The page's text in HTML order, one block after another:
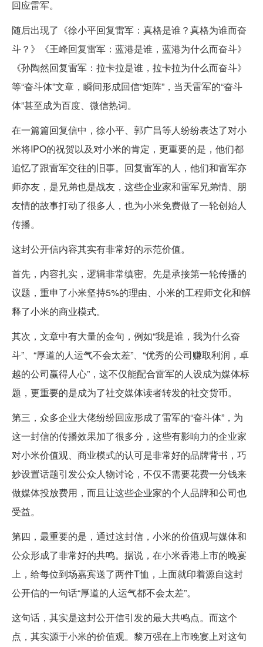
回应雷军。
随后出现了《徐小平回复雷军：真格是谁？真格为谁而奋
斗？》《王峰回复雷军：蓝港是谁，蓝港为什么而奋斗》
《孙陶然回复雷军：拉卡拉是谁，拉卡拉为什么而奋斗》
等“奋斗体”文章，瞬间形成回信“矩阵”，当天雷军的“奋斗
体”甚至成为百度、微信热词。
在一篇篇回复信中，徐小平、郭广昌等人纷纷表达了对小
米将IPO的祝贺以及对小米的肯定，更重要的是，他们都
追忆了跟雷军交往的旧事。回复雷军的人，他们和雷军亦
师亦友，是兄弟也是战友，这些企业家和雷军兄弟情、朋
友情的故事打动了很多人，也为小米免费做了一轮创始人
传播。
这封公开信内容其实有非常好的示范价值。
首先，内容扎实，逻辑非常缜密。先是承接第一轮传播的
议题，重申了小米坚持5%的理由、小米的工程师文化和解
释了小米的商业模式。
其次，文章中有大量的金句，例如“我是谁，我为什么奋
斗”、“厚道的人运气不会太差”、“优秀的公司赚取利润，卓
越的公司赢得人心”，这不仅能配合雷军的人设成为媒体标
题，更重要的是成为了社交媒体读者转发的社交货币。
第三，众多企业大佬纷纷回应形成了雷军的“奋斗体”，为
这一封信的传播效果加了很多分，这些有影响力的企业家
对小米价值观、商业模式的认可是非常好的品牌背书，巧
妙设置话题引发公众人物讨论，不仅不需要花费一分钱来
做媒体投放费用，而且让这些企业家的个人品牌和公司也
受益。
第四，最重要的是，通过这封信，小米的价值观与媒体和
公众形成了非常好的共鸣。据说，在小米香港上市的晚宴
上，给每位到场嘉宾送了两件T恤，上面就印着源自这封
公开信的一句话“厚道的人运气都不会太差”。
这句话，其实是这封公开信引发的最大共鸣点。而这个
点，其实源于小米的价值观。黎万强在上市晚宴上对这句